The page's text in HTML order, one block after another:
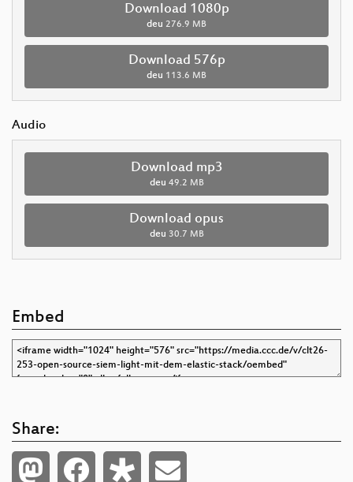
Download 1080p
deu 276.9 MB
Download 576p
deu 113.6 MB
Audio
Download mp3
deu 49.2 MB
Download opus
deu 30.7 MB
Embed
Share: